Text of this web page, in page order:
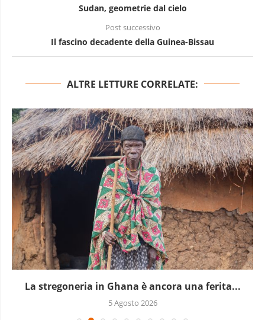
Sudan, geometrie dal cielo
Post successivo
Il fascino decadente della Guinea-Bissau
ALTRE LETTURE CORRELATE:
La stregoneria in Ghana è ancora una ferita...
5 Agosto 2026